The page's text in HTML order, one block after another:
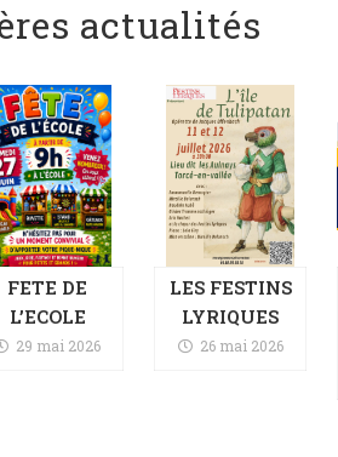
actualités
FETE DE
L’ECOLE
29 mai 2026
LES FESTINS
LYRIQUES
26 mai 2026